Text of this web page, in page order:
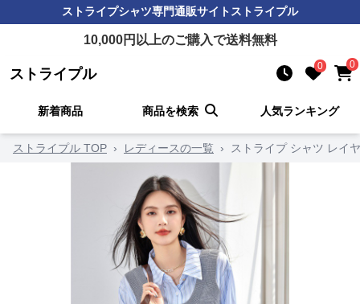
ストライプシャツ専門通販サイト ストライプル
10,000円以上のご購入で送料無料
ストライプル 0 0
新着商品 商品を検索 人気ランキング
ストライプル TOP › レディースの一覧 › ストライプ シャツ レイ